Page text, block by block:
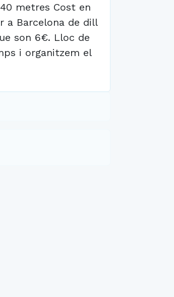
metres Cost en
a Barcelona de dill
son 6€. Lloc de
i organitzem el